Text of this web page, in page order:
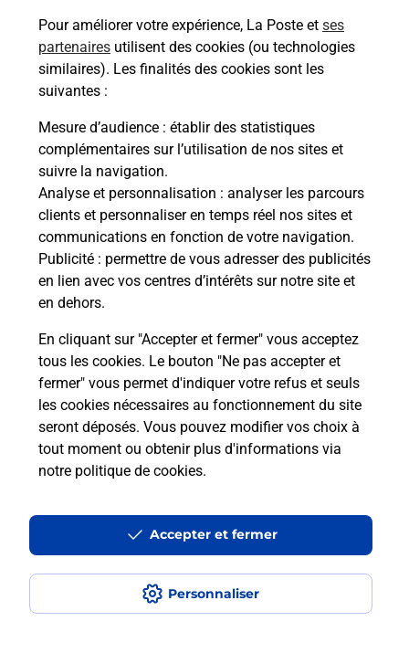
Pour améliorer votre expérience, La Poste et ses
partenaires utilisent des cookies (ou technologies
similaires). Les finalités des cookies sont les
suivantes :
Mesure d’audience : établir des statistiques
complémentaires sur l’utilisation de nos sites et
suivre la navigation.
Analyse et personnalisation : analyser les parcours
clients et personnaliser en temps réel nos sites et
communications en fonction de votre navigation.
Publicité : permettre de vous adresser des publicités
en lien avec vos centres d’intérêts sur notre site et
en dehors.
En cliquant sur "Accepter et fermer" vous acceptez
tous les cookies. Le bouton "Ne pas accepter et
fermer" vous permet d'indiquer votre refus et seuls
les cookies nécessaires au fonctionnement du site
seront déposés. Vous pouvez modifier vos choix à
tout moment ou obtenir plus d'informations via
notre politique de cookies.
Personnaliser
Accepter et fermer
La téléassistance classique avec
médaillon d’alarme qu’est ce que
c’est ?
Comment fonctionne la
téléassistance classique ?
Comment est installée la
téléassistance classique ?
Localiser Liste
Liste - téléassistance
Meurthe-et-Moselle - téléassistance
Malzeville - téléassistance
Accessibilité : partiellement conforme
Conditions contractuelles
Mentions légales